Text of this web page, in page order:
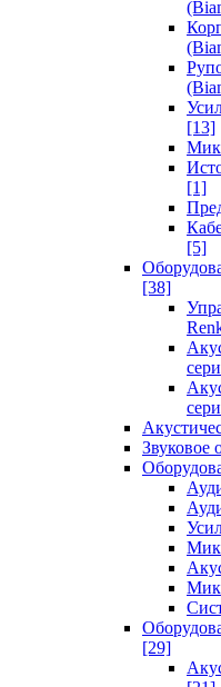
[13]
[1]
[5]
[38]
Звуковое
[29]